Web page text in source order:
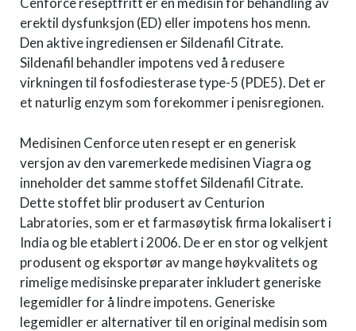
erektil dysfunksjon (ED) eller impotens hos menn.
Den aktive ingrediensen er Sildenafil Citrate.
Sildenafil behandler impotens ved å redusere
virkningen til fosfodiesterase type-5 (PDE5). Det er
et naturlig enzym som forekommer i penisregionen.
Medisinen Cenforce uten resept er en generisk
versjon av den varemerkede medisinen Viagra og
inneholder det samme stoffet Sildenafil Citrate.
Dette stoffet blir produsert av Centurion
Labratories, som er et farmasøytisk firma lokalisert i
India og ble etablert i 2006. De er en stor og velkjent
produsent og eksportør av mange høykvalitets og
rimelige medisinske preparater inkludert generiske
legemidler for å lindre impotens. Generiske
legemidler er alternativer til en original medisin som